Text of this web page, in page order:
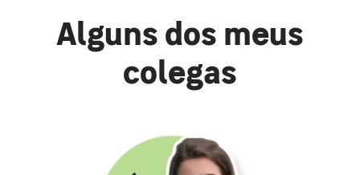
Alguns dos meus
colegas